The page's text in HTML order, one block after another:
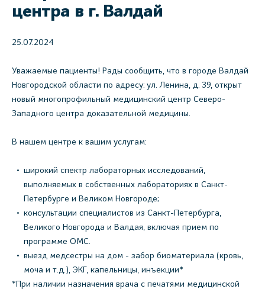
центра в г. Валдай
25.07.2024
Уважаемые пациенты! Рады сообщить, что в городе Валдай
Новгородской области по адресу: ул. Ленина, д. 39, открыт
новый многопрофильный медицинский центр Северо-
Западного центра доказательной медицины.
В нашем центре к вашим услугам:
широкий спектр лабораторных исследований,
выполняемых в собственных лабораториях в Санкт-
Петербурге и Великом Новгороде;
консультации специалистов из Санкт-Петербурга,
Великого Новгорода и Валдая, включая прием по
программе ОМС.
выезд медсестры на дом - забор биоматериала (кровь,
моча и т.д.), ЭКГ, капельницы, инъекции*
*При наличии назначения врача с печатями медицинской